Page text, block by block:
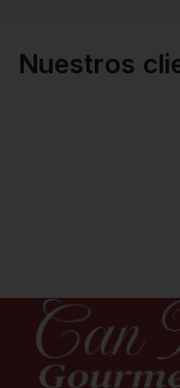
Nuestros